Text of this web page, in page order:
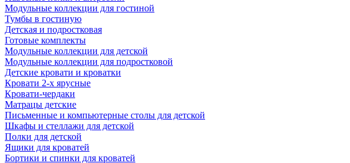
Модульные коллекции для гостиной
Тумбы в гостиную
Детская и подростковая
Готовые комплекты
Модульные коллекции для детской
Модульные коллекции для подростковой
Детские кровати и кроватки
Кровати 2-х ярусные
Кровати-чердаки
Матрацы детские
Письменные и компьютерные столы для детской
Шкафы и стеллажи для детской
Полки для детской
Ящики для кроватей
Бортики и спинки для кроватей